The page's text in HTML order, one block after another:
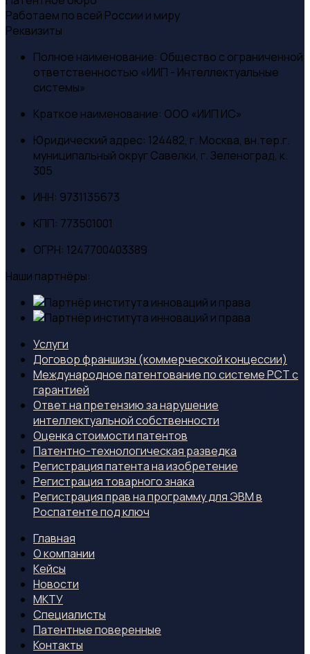
Работаем по всей России и миру
Реквизиты
Полное наименование: Общество с ограниченной
ответственностью «ИИП - Интеллектуальные
системы»
Краткое наименование: ООО «ИИП ИС»
Юридический адрес: 124482, г. Москва, вн.тер.г.
муниципальный округ Савелки, г. Зеленоград, к.
305
ИНН: 9731135673
КПП: 773501001
ОГРН: 1247700403389
Наши партнёры:
Услуги
Договор франшизы (коммерческой концессии)
Международное патентование по системе PCT с
гарантией
Ответ на претензию за нарушение
интеллектуальной собственности
Оценка стоимости патентов
Патентно-технологическая разведка
Регистрация патента на изобретение
Регистрация товарного знака
Регистрация прав на программу для ЭВМ в
Роспатенте под ключ
Главная
О компании
Кейсы
Новости
МКТУ
Специалиcты
Патентные поверенные
Контакты